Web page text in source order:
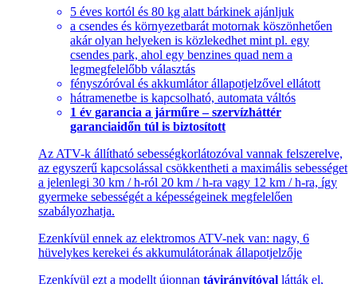
5 éves kortól és 80 kg alatt bárkinek ajánljuk
a csendes és környezetbarát motornak köszönhetően
akár olyan helyeken is közlekedhet mint pl. egy
csendes park, ahol egy benzines quad nem a
legmegfelelőbb választás
fényszóróval és akkumlátor állapotjelzővel ellátott
hátramenetbe is kapcsolható, automata váltós
1 év garancia a járműre – szervízháttér
garanciaidőn túl is biztosított
Az ATV-k állítható sebességkorlátozóval vannak felszerelve,
az egyszerű kapcsolással csökkentheti a maximális sebességet
a jelenlegi 30 km / h-ról 20 km / h-ra vagy 12 km / h-ra, így
gyermeke sebességét a képességeinek megfelelően
szabályozhatja.
Ezenkívül ennek az elektromos ATV-nek van: nagy, 6
hüvelykes kerekei és akkumulátorának állapotjelzője
Ezenkívül ezt a modellt újonnan távirányítóval látták el,